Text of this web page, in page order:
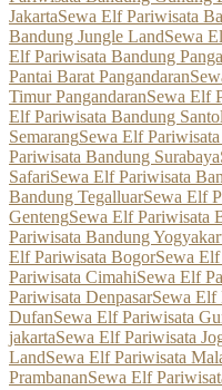
JakartaSewa Elf Pariwisata
Bandung Jungle LandSewa
Elf Pariwisata Bandung
Pantai Barat Pangandaran
Timur PangandaranSewa Elf
Elf Pariwisata Bandung
SemarangSewa Elf
Pariwisata Bandung Surabaya
SafariSewa Elf Pariwisata
Bandung TegalluarSewa Elf
GentengSewa Elf Pariwisata
Pariwisata Bandung
Elf Pariwisata BogorSewa
Pariwisata CimahiSewa Elf
Pariwisata DenpasarSewa Elf
DufanSewa Elf Pariwisata
jakartaSewa Elf Pariwisata
LandSewa Elf Pariwisata
PrambananSewa Elf